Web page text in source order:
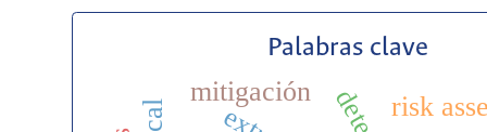
Palabras clave
mitigación risk